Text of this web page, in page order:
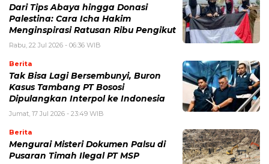
Dari Tips Abaya hingga Donasi
Palestina: Cara Icha Hakim
Menginspirasi Ratusan Ribu Pengikut
Rabu, 22 Jul 2026 - 06:36 WIB
Berita
Tak Bisa Lagi Bersembunyi, Buron
Kasus Tambang PT Bososi
Dipulangkan Interpol ke Indonesia
Jumat, 17 Jul 2026 - 23:49 WIB
Berita
Mengurai Misteri Dokumen Palsu di
Pusaran Timah Ilegal PT MSP